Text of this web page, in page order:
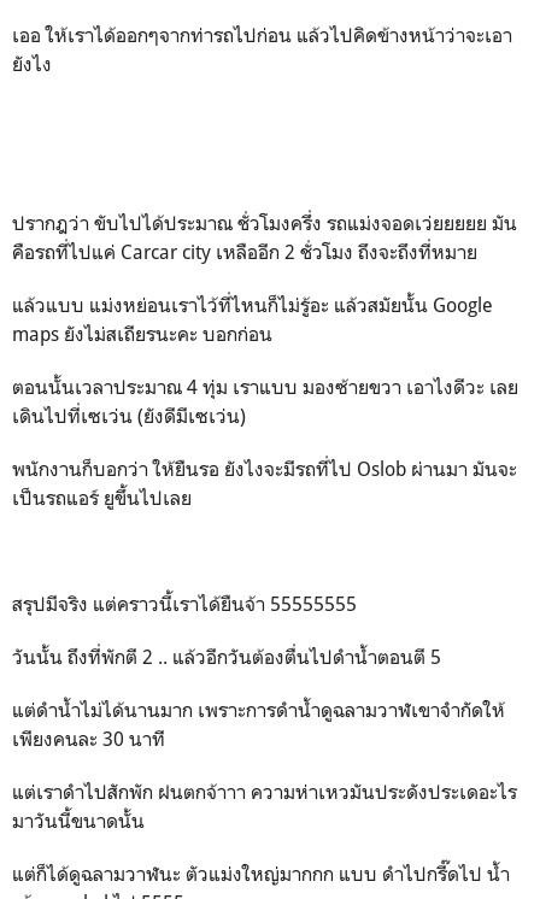
เออ ให้เราได้ออกๆจากท่ารถไปก่อน แล้วไปคิดข้างหน้าว่าจะเอา
ยังไง
ปรากฎว่า ขับไปได้ประมาณ ชั่วโมงครึ่ง รถแม่งจอดเว่ยยยยย มัน
คือรถที่ไปแค่ Carcar city เหลืออีก 2 ชั่วโมง ถึงจะถึงที่หมาย
แล้วแบบ แม่งหย่อนเราไว้ที่ไหนก็ไม่รู้อะ แล้วสมัยนั้น Google
maps ยังไม่สเถียรนะคะ บอกก่อน
ตอนนั้นเวลาประมาณ 4 ทุ่ม เราแบบ มองซ้ายขวา เอาไงดีวะ เลย
เดินไปที่เซเว่น (ยังดีมีเซเว่น)
พนักงานก็บอกว่า ให้ยืนรอ ยังไงจะมีรถที่ไป Oslob ผ่านมา มันจะ
เป็นรถแอร์ ยูขึ้นไปเลย
สรุปมีจริง แต่คราวนี้เราได้ยืนจ้า 55555555
วันนั้น ถึงที่พักตี 2 .. แล้วอีกวันต้องตื่นไปดำน้ำตอนตี 5
แต่ดำน้ำไม่ได้นานมาก เพราะการดำน้ำดูฉลามวาฬเขาจำกัดให้
เพียงคนละ 30 นาที
แต่เราดำไปสักพัก ฝนตกจ้าาา ความห่าเหวมันประดังประเดอะไร
มาวันนี้ขนาดนั้น
แต่ก็ได้ดูฉลามวาฬนะ ตัวแม่งใหญ่มากกก แบบ ดำไปกรี๊ดไป น้ำ